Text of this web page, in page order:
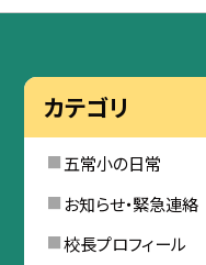
カテゴリ
五常小の日常
お知らせ・緊急連絡
校長プロフィール